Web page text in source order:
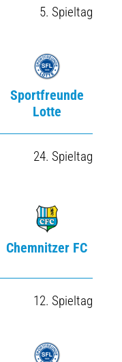
5. Spieltag
Sportfreunde
Lotte
24. Spieltag
Chemnitzer FC
12. Spieltag